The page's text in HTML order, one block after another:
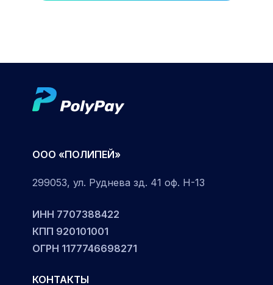
OOO «ПОЛИПЕЙ»
299053, ул. Руднева зд. 41 оф. Н-13
ИНН 7707388422
КПП 920101001
ОГРН 1177746698271
КОНТАКТЫ